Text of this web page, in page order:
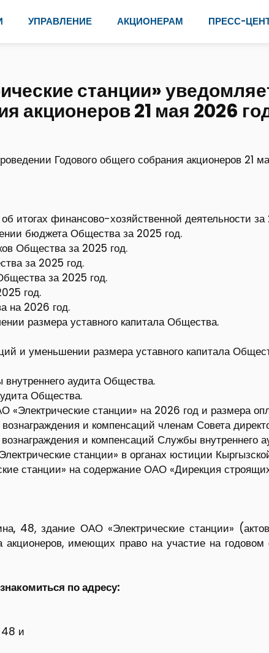
УПРАВЛЕНИЕ АКЦИОНЕРАМ ПРЕСС-
станции»
акционеров 21 мая 2026
Годового общего собрания акционеров 21
итогах финансово-хозяйственной деятельности за
бюджета Общества за 2025 год.
Общества за 2025 год.
за 2025 год.
за 2025 год.
год.
на 2026 год.
размера уставного капитала Общества.
и уменьшении размера уставного капитала
аудита Общества.
Общества.
«Электрические станции» на 2026 год и размера
и компенсаций членам Совета
и компенсаций Службы внутреннего
станции» в органах юстиции
станции» на содержание ОАО «Дирекция
48, здание ОАО «Электрические станции»
имеющих право на участие на
по адресу:
48 и